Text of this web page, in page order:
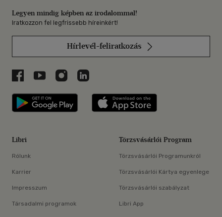
Legyen mindig képben az irodalommal!
Iratkozzon fel legfrissebb híreinkért!
Hírlevél-feliratkozás
Libri a Facebookon
Libri a Youtube-on
Libri az Instagramon
Libri a LinkedInen
Libri applikáció Szerezd meg: Google
Libri
Rólunk
Karrier
Impresszum
Társadalmi programok
Törzsvásárlói Program
Törzsvásárlói Programunkról
Törzsvásárlói Kártya egyenlege
Törzsvásárlói szabályzat
Libri App